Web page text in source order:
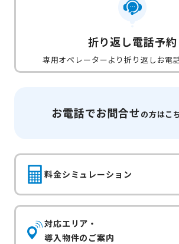
折り返し電話予約
専用オペレーターより折り返しお電
お電話でお問合せの方はこ
料金シミュレーション
対応エリア・
導入物件のご案内